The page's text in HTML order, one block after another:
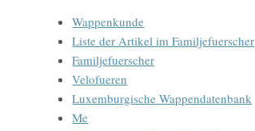
Wappenkunde
Liste der Artikel im Familjefuerscher
Familjefuerscher
Velofueren
Luxemburgische Wappendatenbank
Me